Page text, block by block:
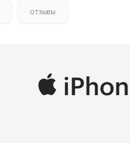
ОТЗЫВЫ